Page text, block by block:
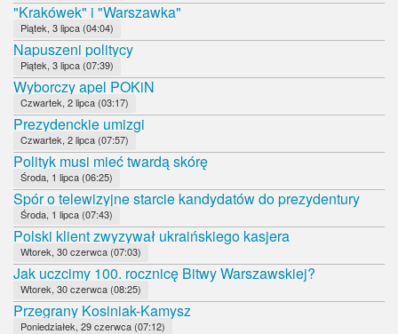
"Krakówek" i "Warszawka"
Piątek, 3 lipca (04:04)
Napuszeni politycy
Piątek, 3 lipca (07:39)
Wyborczy apel POKiN
Czwartek, 2 lipca (03:17)
Prezydenckie umizgi
Czwartek, 2 lipca (07:57)
Polityk musi mieć twardą skórę
Środa, 1 lipca (06:25)
Spór o telewizyjne starcie kandydatów do prezydentury
Środa, 1 lipca (07:43)
Polski klient zwyzywał ukraińskiego kasjera
Wtorek, 30 czerwca (07:03)
Jak uczcimy 100. rocznicę Bitwy Warszawskiej?
Wtorek, 30 czerwca (08:25)
Przegrany Kosiniak-Kamysz
Poniedziałek, 29 czerwca (07:12)